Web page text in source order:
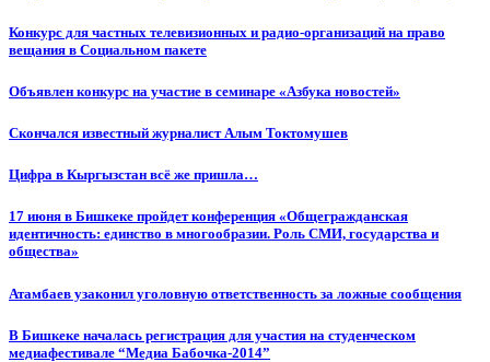
Конкурс для частных телевизионных и радио-организаций на право
вещания в Социальном пакете
Объявлен конкурс на участие в семинаре «Азбука новостей»
Cкончался известный журналист Алым Токтомушев
Цифра в Кыргызстан всё же пришла…
17 июня в Бишкеке пройдет конференция «Общегражданская
идентичность: единство в многообразии. Роль СМИ, государства и
общества»
Атамбаев узаконил уголовную ответственность за ложные сообщения
В Бишкеке началась регистрация для участия на студенческом
медиафестивале “Медиа Бабочка-2014”